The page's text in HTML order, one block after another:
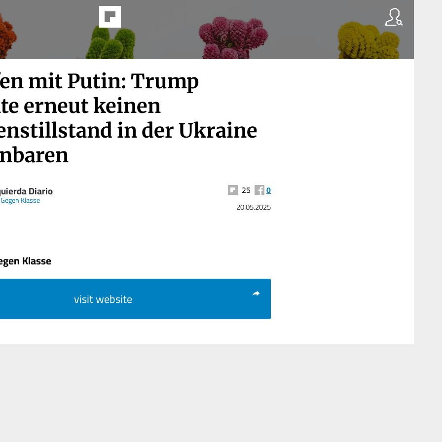
mit Putin: Trump
erneut keinen
in der Ukraine
Diario
Klasse
25 0
20.05.2025
Klasse
visit website